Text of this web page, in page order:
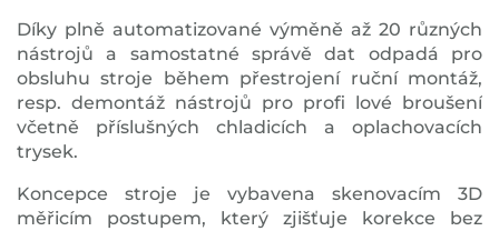
Díky plně automatizované výměně až 20 různých
nástrojů a samostatné správě dat odpadá pro
obsluhu stroje během přestrojení ruční montáž,
resp. demontáž nástrojů pro profi lové broušení
včetně příslušných chladicích a oplachovacích
trysek.
Koncepce stroje je vybavena skenovacím 3D
měřicím postupem, který zjišťuje korekce bez